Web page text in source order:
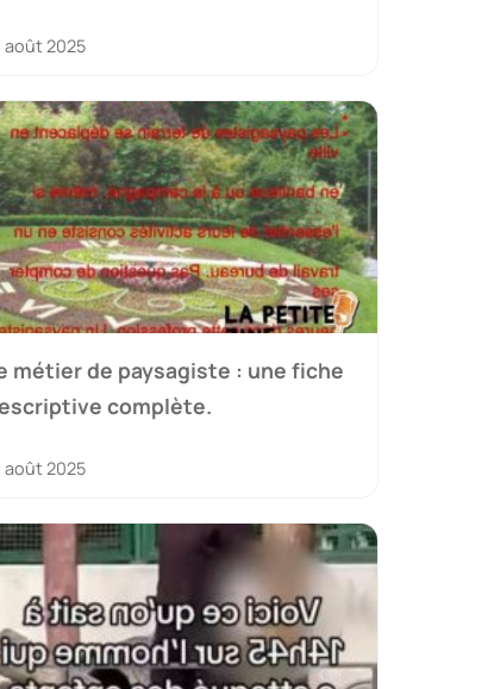
août 2025
métier de paysagiste : une fiche
complète.
août 2025